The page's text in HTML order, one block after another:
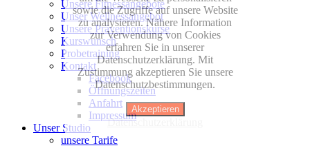
Unsere Fitnessangebote
Unser Wellnessangebot
Unsere Präventionskurse
Kurswunsch
Probetraining
Kontakt
Facebook
Öffnungszeiten
Anfahrt
Impressum
Unser Studio
unsere Tarife
sowie die Zugriffe auf unsere Website
zu analysieren. Nähere Information
zur Verwendung von Cookies
erfahren Sie in unserer
Datenschutzerklärung. Mit
Zustimmung akzeptieren Sie unsere
Datenschutzbestimmungen.
Akzeptieren
Datenschutzerklärung